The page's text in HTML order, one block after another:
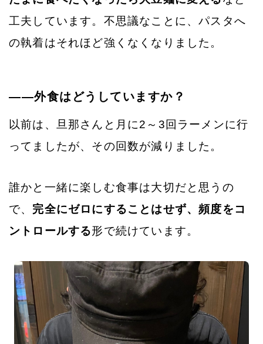
工夫しています。不思議なことに、パスタへ
の執着はそれほど強くなくなりました。
——外食はどうしていますか？
以前は、旦那さんと月に2～3回ラーメンに行
ってましたが、その回数が減りました。
誰かと一緒に楽しむ食事は大切だと思うの
で、 完全にゼロにすることはせず、頻度をコ
ントロールする形で続けています。